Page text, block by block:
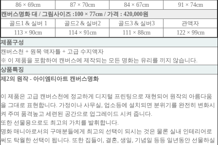
86 × 69cm
87 × 70cm 84 × 67cm
91 × 74cm
캔버스명화 대 / 그림사이즈 :100 × 77cm / 가격 : 420,000원
골드1 & 실버 1
골드2 & 실버2 골드3 & 실버3
관액자
113 × 90cm
114 × 91cm 111 × 88cm
122 × 99cm
제품구성
캔버스천 + 원목 액자틀 + 고급 수지액자
※ 이 제품을 포함하여 캔버스에 제작되는 모든 명화는 유리를 끼지 않습니다.
상품특징
제2의 원작 - 아이엠티아트 캔버스명화
이 제품은 고급 캔버스천에 정교하게 디지털 프린팅으로 재현되어 원작의 아름다움
을 그대로 표현합니다. 가정이나 사무실, 업소등에 설치되면 분위기를 완전히 변화시
켜 주며 품격높고 세련된 공간으로 업그레이드 시켜 줍니다.
또한 선물용으로도 최고의 가치를 발휘합니다.
명화 매니아로서의 구매분들에게 최고의 선택이 되시는 것은 물론 실내 인테리어로
써도 탁월한 선택이 됩니다. 또한 집들이, 결혼, 생일, 기념일 등등 일년동안 선물하실